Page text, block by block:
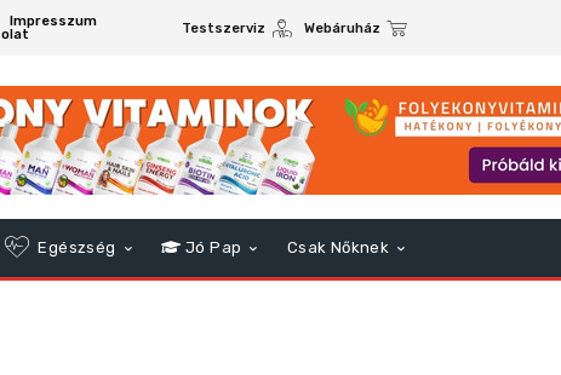
Impresszum
Testszerviz Webáruház
Egészség Jó Pap Csak Nőknek